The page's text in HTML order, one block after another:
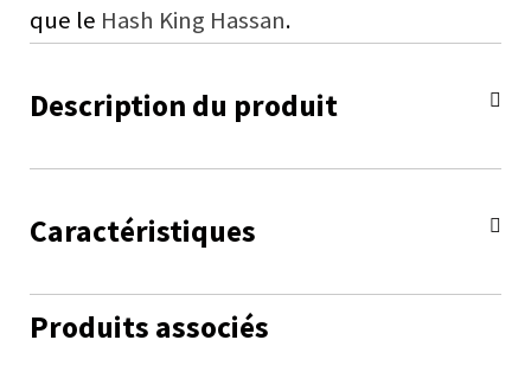
que le Hash King Hassan.
Description du produit
Caractéristiques
Produits associés